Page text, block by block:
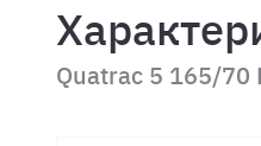
Quatrac 5 165/70